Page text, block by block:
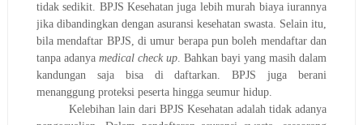
tidak sedikit. BPJS Kesehatan juga lebih murah biaya iurannya
jika dibandingkan dengan asuransi kesehatan swasta. Selain itu,
bila mendaftar BPJS, di umur berapa pun boleh mendaftar dan
tanpa adanya medical check up. Bahkan bayi yang masih dalam
kandungan saja bisa di daftarkan. BPJS juga berani
menanggung proteksi peserta hingga seumur hidup.
Kelebihan lain dari BPJS Kesehatan adalah tidak adanya